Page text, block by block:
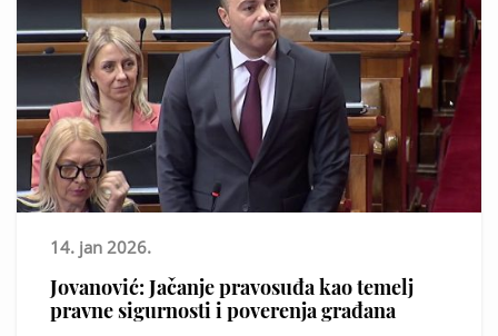
14. jan 2026.
Jovanović: Jačanje pravosuđa kao temelj
pravne sigurnosti i poverenja građana